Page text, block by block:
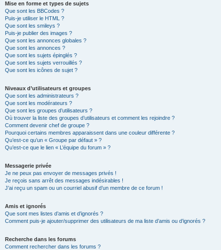
Mise en forme et types de sujets
Que sont les BBCodes ?
Puis-je utiliser le HTML ?
Que sont les smileys ?
Puis-je publier des images ?
Que sont les annonces globales ?
Que sont les annonces ?
Que sont les sujets épinglés ?
Que sont les sujets verrouillés ?
Que sont les icônes de sujet ?
Niveaux d’utilisateurs et groupes
Que sont les administrateurs ?
Que sont les modérateurs ?
Que sont les groupes d’utilisateurs ?
Où trouver la liste des groupes d’utilisateurs et comment les rejoindre ?
Comment devenir chef de groupe ?
Pourquoi certains membres apparaissent dans une couleur différente ?
Qu’est-ce qu’un « Groupe par défaut » ?
Qu’est-ce que le lien « L’équipe du forum » ?
Messagerie privée
Je ne peux pas envoyer de messages privés !
Je reçois sans arrêt des messages indésirables !
J’ai reçu un spam ou un courriel abusif d’un membre de ce forum !
Amis et ignorés
Que sont mes listes d’amis et d’ignorés ?
Comment puis-je ajouter/supprimer des utilisateurs de ma liste d’amis ou d’ignorés ?
Recherche dans les forums
Comment rechercher dans les forums ?